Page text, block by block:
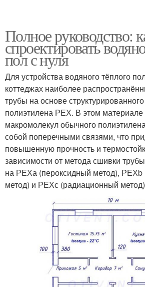
Полное руководство:
спроектировать
пол с нуля
Для устройства водяного тёплого
коттеджах наиболее
трубы на основе
полиэтилена РЕХ. В этом
макромолекул обычного
собой поперечными связями, что
повышенную прочность и
зависимости от метода сшивки
на РЕХа (пероксидный метод), РЕХb
метод) и РЕХс (радиационный